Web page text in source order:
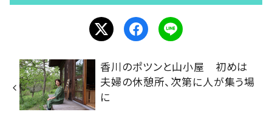
香川のポツンと山小屋 初めは
夫婦の休憩所、次第に人が集う場
に